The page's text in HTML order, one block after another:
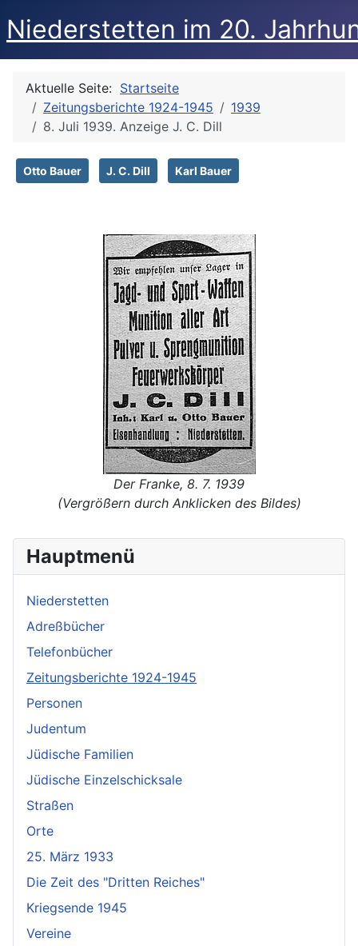
Niederstetten im 20.
Aktuelle Seite: Startseite
Zeitungsberichte 1924-1945
1939
8. Juli 1939. Anzeige J. C. Dill
Otto Bauer J. C. Dill Karl Bauer
Der Franke, 8. 7. 1939
(Vergrößern durch Anklicken des Bildes)
Hauptmenü
Niederstetten
Adreßbücher
Telefonbücher
Zeitungsberichte 1924-1945
Personen
Judentum
Jüdische Familien
Jüdische Einzelschicksale
Straßen
Orte
25. März 1933
Die Zeit des "Dritten Reiches"
Kriegsende 1945
Vereine